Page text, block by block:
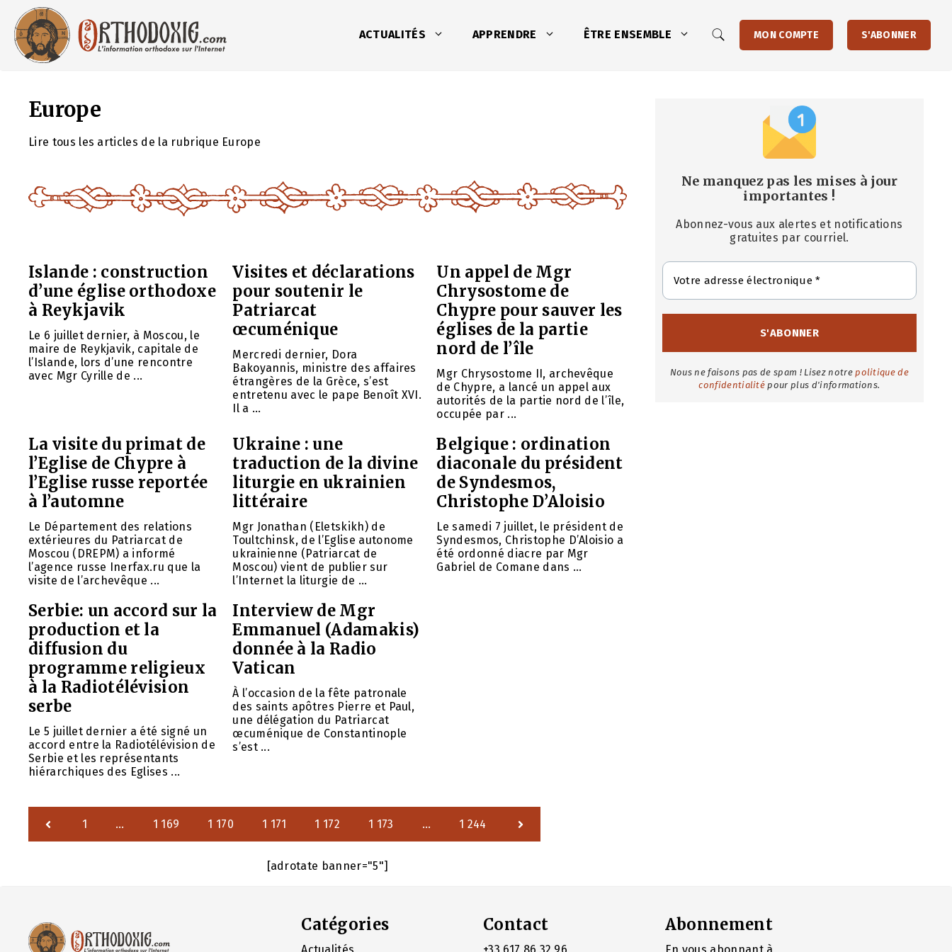
contenu
ACTUALITÉS APPRENDRE ÊTRE ENSEMBLE MON COMPTE S'ABONNER
Europe
Lire tous les articles de la rubrique Europe
Islande : construction
d’une église orthodoxe
à Reykjavik
Le 6 juillet dernier, à Moscou, le
maire de Reykjavik, capitale de
l’Islande, lors d’une rencontre
avec Mgr Cyrille de ...
Visites et déclarations
pour soutenir le
Patriarcat
œcuménique
Mercredi dernier, Dora
Bakoyannis, ministre des affaires
étrangères de la Grèce, s’est
entretenu avec le pape Benoît XVI.
Il a ...
Un appel de Mgr
Chrysostome de
Chypre pour sauver les
églises de la partie
nord de l’île
Mgr Chrysostome II, archevêque
de Chypre, a lancé un appel aux
autorités de la partie nord de l’île,
occupée par ...
La visite du primat de
l’Eglise de Chypre à
l’Eglise russe reportée
à l’automne
Le Département des relations
extérieures du Patriarcat de
Moscou (DREPM) a informé
l’agence russe Inerfax.ru que la
visite de l’archevêque ...
Ukraine : une
traduction de la divine
liturgie en ukrainien
littéraire
Mgr Jonathan (Eletskikh) de
Toultchinsk, de l’Eglise autonome
ukrainienne (Patriarcat de
Moscou) vient de publier sur
l’Internet la liturgie de ...
Belgique : ordination
diaconale du président
de Syndesmos,
Christophe D’Aloisio
Le samedi 7 juillet, le président de
Syndesmos, Christophe D’Aloisio a
été ordonné diacre par Mgr
Gabriel de Comane dans ...
Serbie: un accord sur la
production et la
diffusion du
programme religieux
à la Radiotélévision
serbe
Le 5 juillet dernier a été signé un
accord entre la Radiotélévision de
Serbie et les représentants
hiérarchiques des Eglises ...
Interview de Mgr
Emmanuel (Adamakis)
donnée à la Radio
Vatican
À l’occasion de la fête patronale
des saints apôtres Pierre et Paul,
une délégation du Patriarcat
œcuménique de Constantinople
s’est ...
1 … 1 169 1 170 1 171 1 172 1 173 … 1 244
[adrotate banner="5"]
Ne manquez pas les mises à jour
importantes !
Abonnez-vous aux alertes et notifications
gratuites par courriel.
Nous ne faisons pas de spam ! Lisez notre politique de
confidentialité pour plus d'informations.
Catégories Contact Abonnement